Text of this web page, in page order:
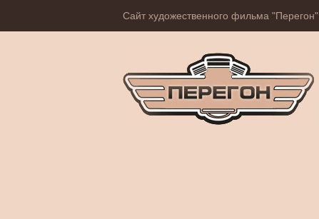
Сайт художественного фильма "Перегон"